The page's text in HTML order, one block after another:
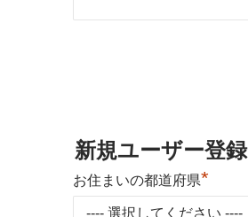
新規ユーザー登録
お住まいの都道府県*